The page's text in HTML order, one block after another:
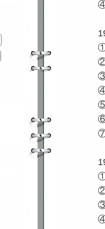
④
②
③
⑥
①
②
③
④